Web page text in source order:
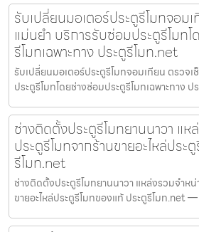
รับเปลี่ยนมอเตอร์ประตูรีโมทจอม
แม่นยำ บริการรับซ่อมประตูรีโมท
รีโมทเฉพาะทาง ประตูรีโมท.net
รับเปลี่ยนมอเตอร์ประตูรีโมทจอมเทียน ตรวจ
ประตูรีโมทโดยช่างซ่อมประตูรีโมทเฉพาะทาง
ช่างติดตั้งประตูรีโมทยานนาวา แห
ประตูรีโมทจากร้านขายอะไหล่ประ
รีโมท.net
ช่างติดตั้งประตูรีโมทยานนาวา แหล่งรวมจำหน่
ขายอะไหล่ประตูรีโมทของแท้ ประตูรีโมท.net